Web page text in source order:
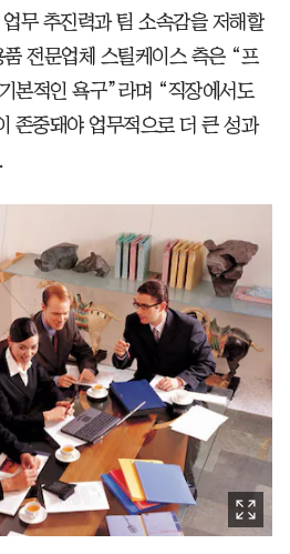
무 추진력과 팀 소속감을 저해할
전문업체 스틸케이스 측은 “프
본적인 욕구”라며 “직장에서도
존중돼야 업무적으로 더 큰 성과